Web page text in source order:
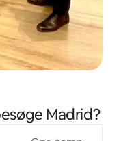
Madrid?